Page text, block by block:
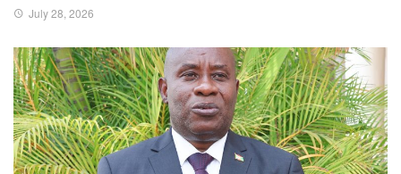
July 28, 2026